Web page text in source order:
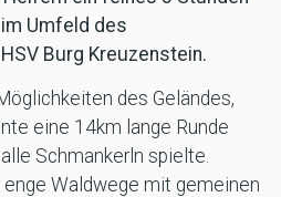
im Umfeld des
Burg Kreuzenstein.
des Geländes,
eine 14km lange Runde
Schmankerln spielte.
Waldwege mit gemeinen